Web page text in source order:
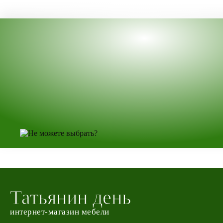
Татьянин день
интернет-магазин мебели